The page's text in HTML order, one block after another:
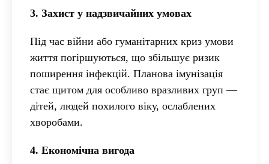
3. Захист у надзвичайних умовах
Під час війни або гуманітарних криз умови
життя погіршуються, що збільшує ризик
поширення інфекцій. Планова імунізація
стає щитом для особливо вразливих груп —
дітей, людей похилого віку, ослаблених
хворобами.
4. Економічна вигода